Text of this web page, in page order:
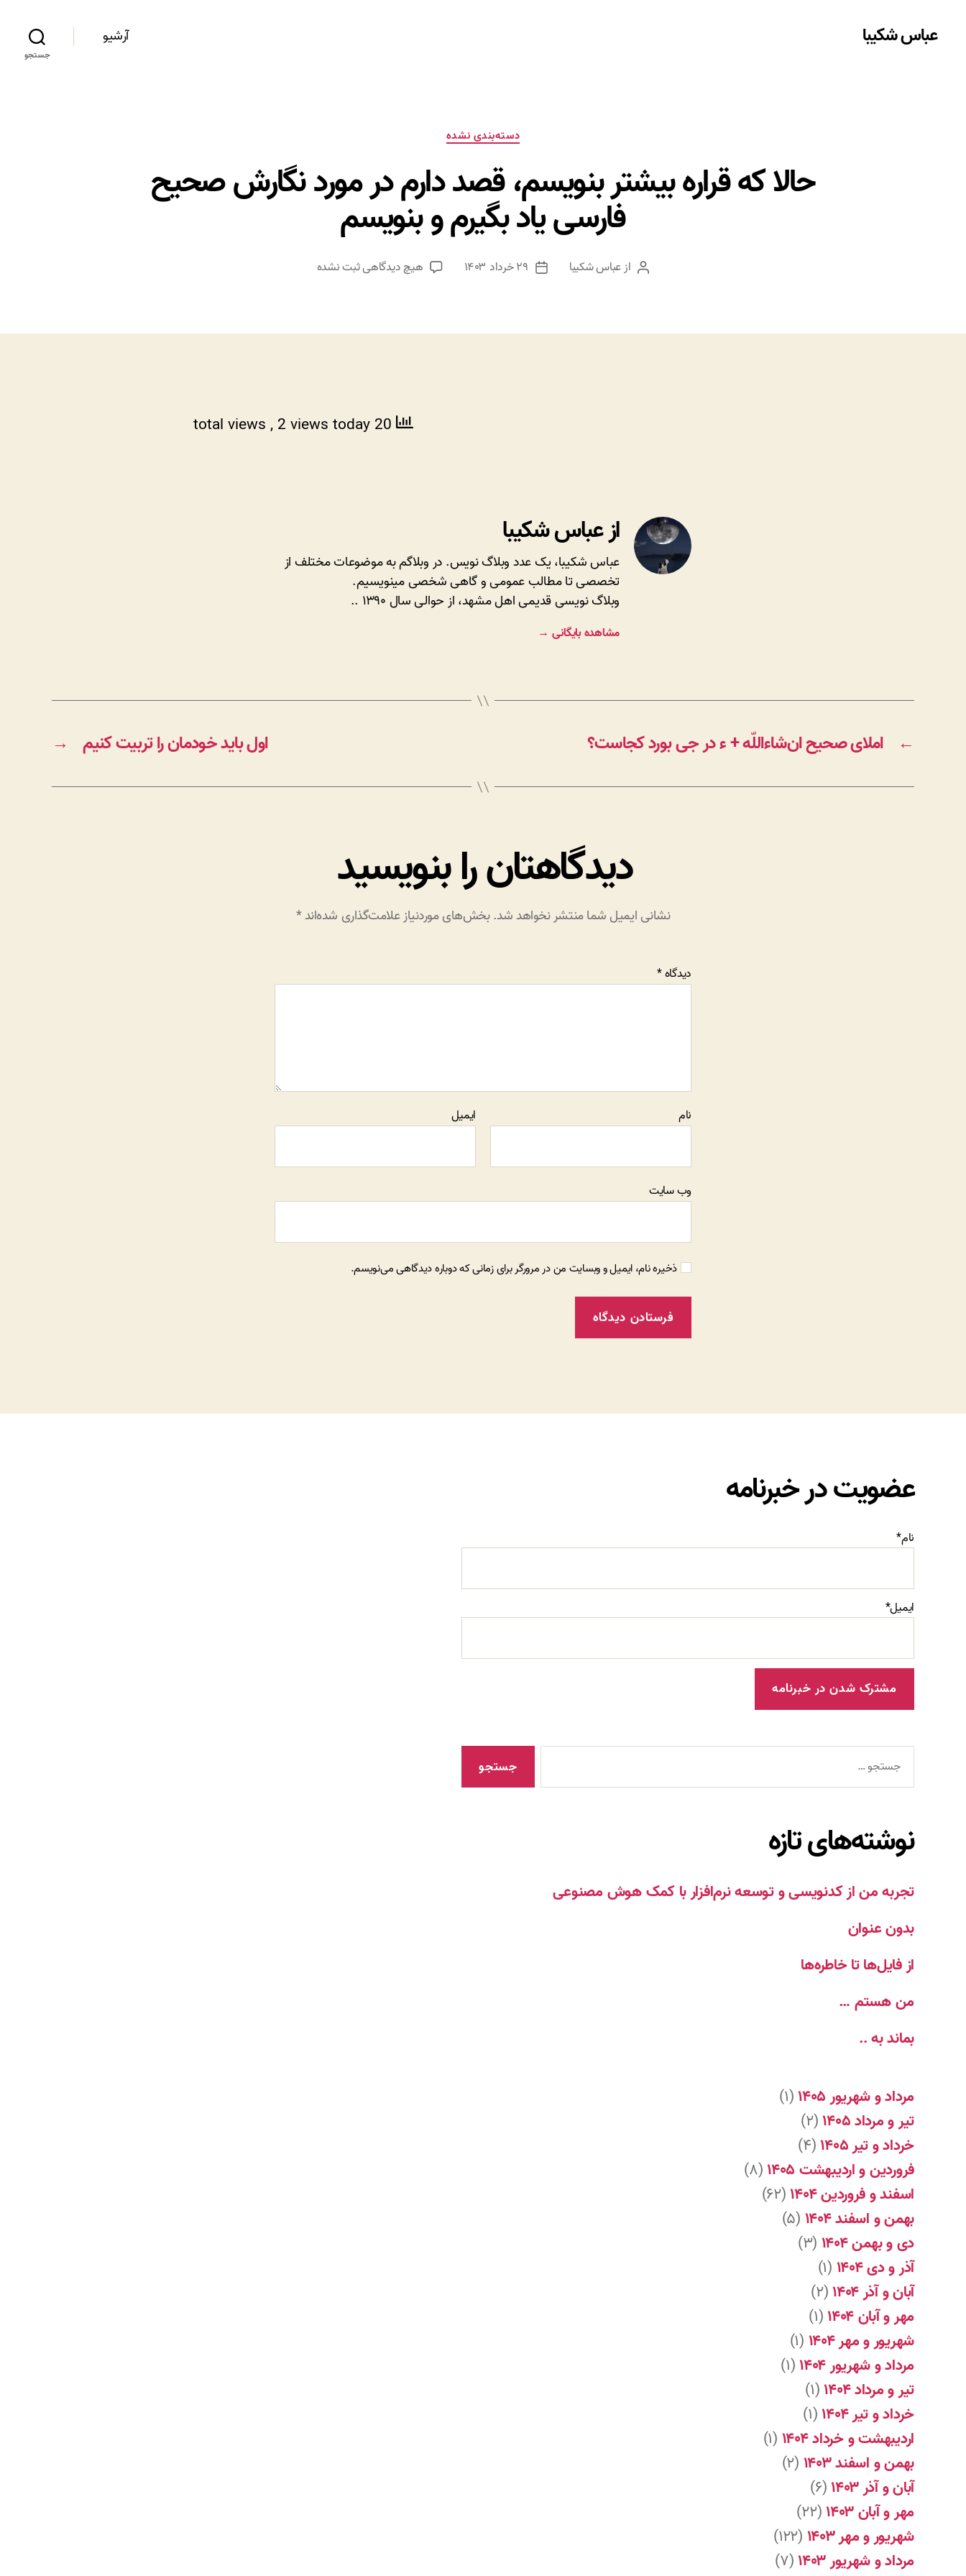
عباس شکیبا آرشیو
جستجو
دسته‌ها
دسته‌بندی نشده
حالا که قراره بیشتر بنویسم، قصد دارم در مورد نگارش صحیح
فارسی یاد بگیرم ‌و بنویسم
نویسنده
ازعباس شکیبا
تاریخ۲۹ خرداد ۱۴۰۳ هیچ دیدگاهیبرای
بیشتر
مورد
ثبت نشده
, 2 views today
از عباس شکیبا
عباس شکیبا، یک عدد وبلاگ نویس. در وبلاگم به موضوعات مختلف از
تخصصی تا مطالب عمومی و گاهی شخصی مینویسیم.
وبلاگ نویسی قدیمی اهل مشهد، از حوالی سال ۱۳۹۰ ..
مشاهده بایگانی →
← املای صحیح ان‌شاءاللّه + ء در جی بورد کجاست؟ → اول باید خودمان را تربیت کنیم
دیدگاهتان را بنویسید
نشانی ایمیل شما منتشر نخواهد شد.بخش‌های موردنیاز علامت‌گذاری شده‌اند*
دیدگاه*
نام ایمیل
وب‌ سایت
ذخیره نام، ایمیل و وبسایت من در مرورگر برای زمانی که دوباره دیدگاهی می‌نویسم.
عضویت در خبرنامه
نام*
ایمیل*
جستجوی
نوشته‌های تازه
تجربه من از کدنویسی و توسعه نرم‌افزار با کمک هوش مصنوعی
بدون عنوان
از فایل‌ها تا خاطره‌ها
من هستم …
بماند به ..
مرداد و شهریور ۱۴۰۵
(۱)
تیر و مرداد ۱۴۰۵
(۲)
خرداد و تیر ۱۴۰۵
(۴)
فروردین و اردیبهشت ۱۴۰۵
(۸)
اسفند و فروردین ۱۴۰۴
(۶۲)
بهمن و اسفند ۱۴۰۴
(۵)
دی و بهمن ۱۴۰۴
(۳)
آذر و دی ۱۴۰۴
(۱)
آبان و آذر ۱۴۰۴
(۲)
مهر و آبان ۱۴۰۴
(۱)
شهریور و مهر ۱۴۰۴
(۱)
مرداد و شهریور ۱۴۰۴
(۱)
تیر و مرداد ۱۴۰۴
(۱)
خرداد و تیر ۱۴۰۴
(۱)
اردیبهشت و خرداد ۱۴۰۴
(۱)
بهمن و اسفند ۱۴۰۳
(۲)
آبان و آذر ۱۴۰۳
(۶)
مهر و آبان ۱۴۰۳
(۲۲)
شهریور و مهر ۱۴۰۳
(۱۲۲)
مرداد و شهریور ۱۴۰۳
(۷)